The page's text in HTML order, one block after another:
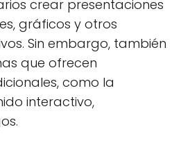
crear presentaciones
gráficos y otros
Sin embargo, también
que ofrecen
como la
interactivo,